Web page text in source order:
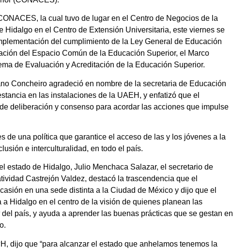
la cual tuvo de lugar en el Centro de Negocios de la
Hidalgo en el Centro de Extensión Universitaria, este viernes se
del cumplimiento de la Ley General de Educación
del Espacio Común de la Educación Superior, el Marco
de Evaluación y Acreditación de la Educación Superior.
Concheiro agradeció en nombre de la secretaria de Educación
en las instalaciones de la UAEH, y enfatizó que el
deliberación y consenso para acordar las acciones que impulse
de una política que garantice el acceso de las y los jóvenes a la
e interculturalidad, en todo el país.
estado de Hidalgo, Julio Menchaca Salazar, el secretario de
Castrejón Valdez, destacó la trascendencia que el
en una sede distinta a la Ciudad de México y dijo que el
a Hidalgo en el centro de la visión de quienes planean las
país, y ayuda a aprender las buenas prácticas que se gestan en
dijo que “para alcanzar el estado que anhelamos tenemos la